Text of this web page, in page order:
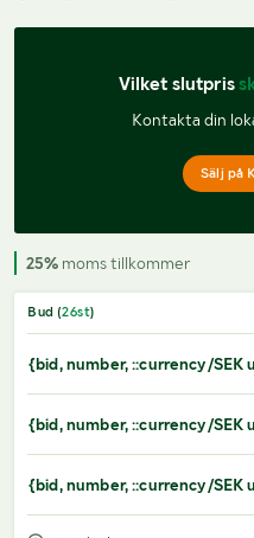
Vilket slutpris
Kontakta din
Sälj på
25% moms tillkommer
Bud (26st)
{bid, number, ::currency/
{bid, number, ::currency/
{bid, number, ::currency/